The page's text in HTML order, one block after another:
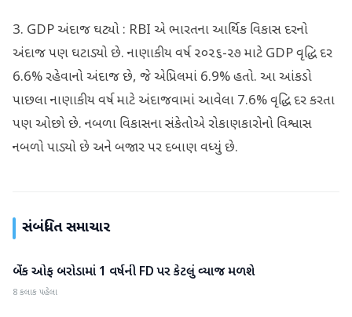
3. GDP અંદાજ ઘટ્યો : RBI એ ભારતના આર્થિક વિકાસ દરનો
અંદાજ પણ ઘટાડ્યો છે. નાણાકીય વર્ષ ૨૦૨૬-૨૭ માટે GDP વૃદ્ધિ દર
6.6% રહેવાનો અંદાજ છે, જે એપ્રિલમાં 6.9% હતો. આ આંકડો
પાછલા નાણાકીય વર્ષ માટે અંદાજવામાં આવેલા 7.6% વૃદ્ધિ દર કરતા
પણ ઓછો છે. નબળા વિકાસના સંકેતોએ રોકાણકારોનો વિશ્વાસ
નબળો પાડ્યો છે અને બજાર પર દબાણ વધ્યું છે.
સંબંધિત સમાચાર
બિઝનેસ
બેંક ઓફ બરોડામાં 1 વર્ષની FD પર કેટલું વ્યાજ મળશે
8 કલાક પહેલા